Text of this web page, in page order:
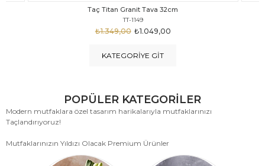
Taç Titan Granit Tava 30cm
TT-1148
₺999,00
₺1.875,00
KATEGORIYE GIT
POPÜLER KATEGORİLER
Modern mutfaklara özel tasarım harikalarıyla mutfaklarınızı
Taçlandırıyoruz!
Mutfaklarınızın Yıldızı Olacak Premium Ürünler